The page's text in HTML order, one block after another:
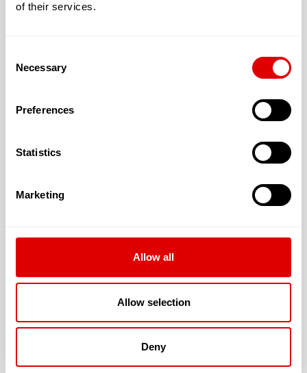
of their services.
Selection
Necessary
Preferences
Statistics
Marketing
Allow all
Allow selection
Deny
Temporaire
Les tarifs de l’hébergement :
La résidence accepte les résidents dont la
dépendance est évaluée à :